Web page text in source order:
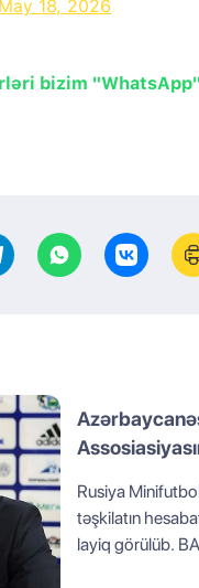
May 18, 2026
bizim "WhatsApp"
Rusiya
təşkilatın
layiq görülüb.